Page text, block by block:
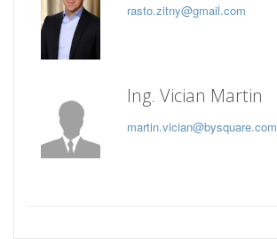
rasto.zitny@gmail.com
Ing. Vician Martin
martin.vician@bysquare.com